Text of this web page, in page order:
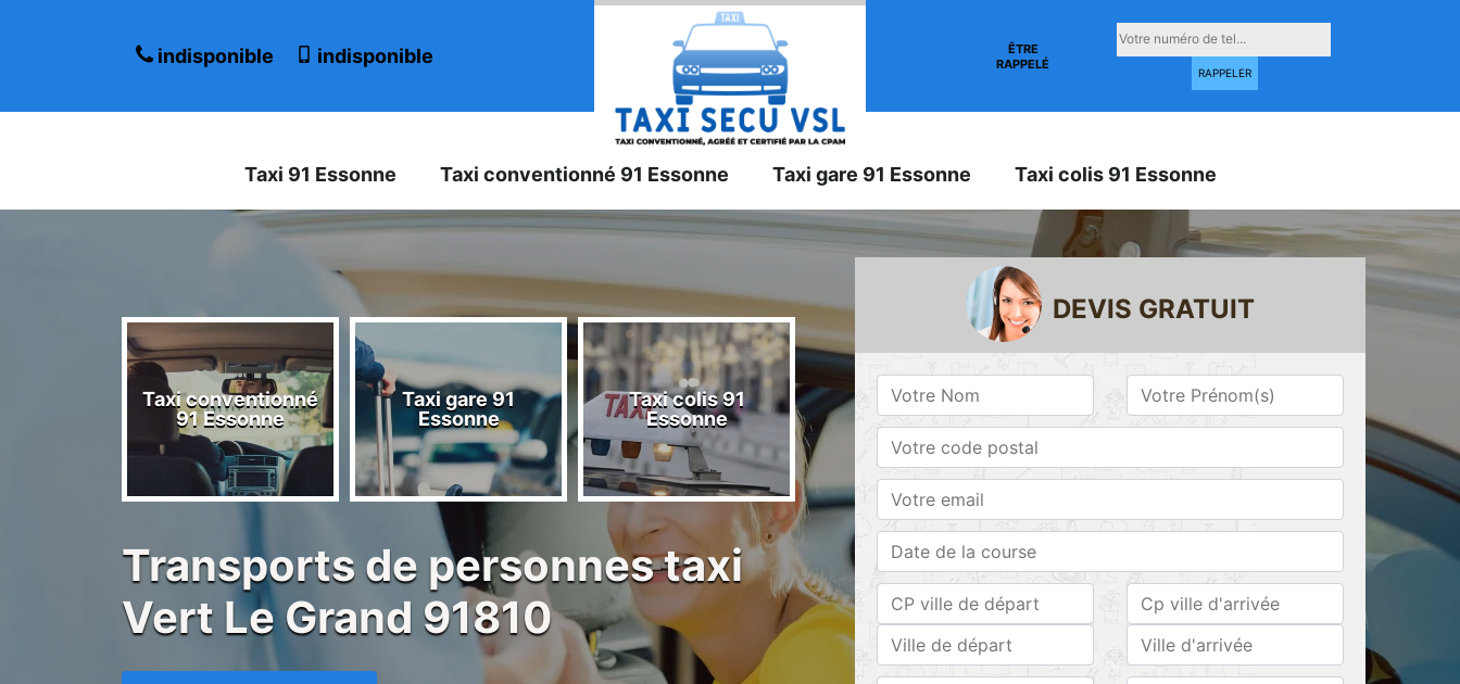
indisponible indisponible
ÊTRE
RAPPELÉ
Taxi 91 Essonne Taxi conventionné 91 Essonne Taxi gare 91 Essonne Taxi colis 91 Essonne
Taxi conventionné
91 Essonne
Taxi gare 91
Essonne
Taxi colis 91
Essonne
Taxi 91 Essonne
Taxi conventionné
91 Essonne
Essonne
Transports de personnes taxi
Vert Le Grand 91810
DEVIS GRATUIT